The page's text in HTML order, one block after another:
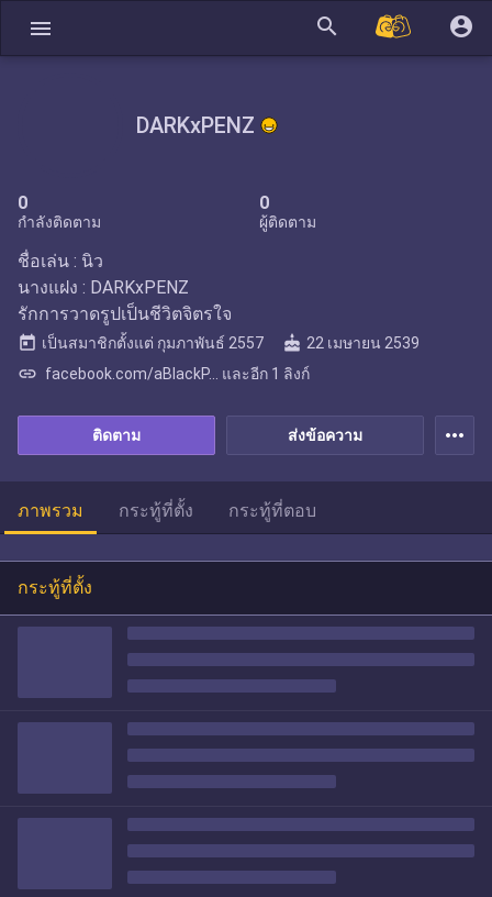
menu search account_circle
DARKxPENZ
0
กำลังติดตาม
0
ผู้ติดตาม
ส่งข้อความ
ติดตาม
ชื่อเล่น : นิว
นางแฝง : DARKxPENZ
รักการวาดรูปเป็นชีวิตจิตรใจ
today เป็นสมาชิกตั้งแต่ กุมภาพันธ์ 2557 cake 22 เมษายน 2539
link facebook.com/aBlackP... และอีก 1 ลิงก์
more_horiz
ภาพรวม กระทู้ที่ตั้ง กระทู้ที่ตอบ
กระทู้ที่ตั้ง